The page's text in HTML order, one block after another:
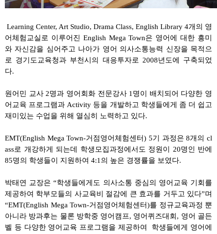
Learning Center, Art Studio, Drama Class, English Library 4개의 영
어체험교실로 이루어진 English Mega Town은 영어에 대한 흥미
와 자신감을 심어주고 나아가 영어 의사소통능력 신장을 목적으
로 경기도교육청과 부천시의 대응투자로 2008년도에 구축되었
다.
원어민 교사 2명과 영어회화 전문강사 1명이 배치되어 다양한 영
어교육 프로그램과 Activity 등을 개발하고 학생들에게 좀 더 쉽고
재미있는 수업을 위해 열심히 노력하고 있다.
EMT(English Mega Town-거점영어체험센터) 5기 과정은 8개의 cl
ass로 개강하게 되는데 학생모집과정에서도 정원이 20명인 반에
85명의 학생들이 지원하여 4:1의 높은 경쟁률을 보였다.
박태연 교장은 “학생들에게도 의사소통 중심의 영어교육 기회를
제공하여 학부모들의 사교육비 절감에 큰 효과를 거두고 있다”며
“EMT(English Mega Town-거점영어체험센터)를 정규교육과정 뿐
아니라 방과후는 물론 방학중 영어캠프, 영어퀴즈대회, 영어 골든
벨 등 다양한 영어교육 프로그램을 제공하여 학생들에게 영어에